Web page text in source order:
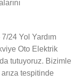
24 Yol Yardım
Oto Elektrik
tutuyoruz. Bizimle
tespitinde